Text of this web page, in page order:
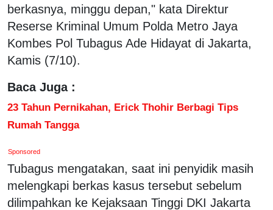
berkasnya, minggu depan," kata Direktur
Reserse Kriminal Umum Polda Metro Jaya
Kombes Pol Tubagus Ade Hidayat di Jakarta,
Kamis (7/10).
Baca Juga :
23 Tahun Pernikahan, Erick Thohir Berbagi Tips
Rumah Tangga
Sponsored
Tubagus mengatakan, saat ini penyidik masih
melengkapi berkas kasus tersebut sebelum
dilimpahkan ke Kejaksaan Tinggi DKI Jakarta